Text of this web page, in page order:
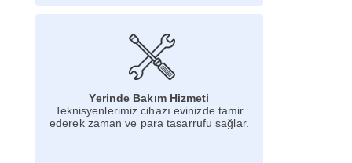
Yerinde Bakım Hizmeti
Teknisyenlerimiz cihazı evinizde tamir
ederek zaman ve para tasarrufu sağlar.